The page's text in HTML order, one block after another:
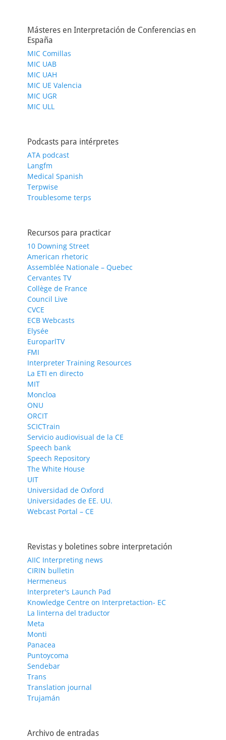
Másteres en Interpretación de Conferencias en
España
MIC Comillas
MIC UAB
MIC UAH
MIC UE Valencia
MIC UGR
MIC ULL
Podcasts para intérpretes
ATA podcast
Langfm
Medical Spanish
Terpwise
Troublesome terps
Recursos para practicar
10 Downing Street
American rhetoric
Assemblée Nationale – Quebec
Cervantes TV
Collège de France
Council Live
CVCE
ECB Webcasts
Elysée
EuroparlTV
FMI
Interpreter Training Resources
La ETI en directo
MIT
Moncloa
ONU
ORCIT
SCICTrain
Servicio audiovisual de la CE
Speech bank
Speech Repository
The White House
UIT
Universidad de Oxford
Universidades de EE. UU.
Webcast Portal – CE
Revistas y boletines sobre interpretación
AIIC Interpreting news
CIRIN bulletin
Hermeneus
Interpreter's Launch Pad
Knowledge Centre on Interpretaction- EC
La linterna del traductor
Meta
Monti
Panacea
Puntoycoma
Sendebar
Trans
Translation journal
Trujamán
Archivo de entradas